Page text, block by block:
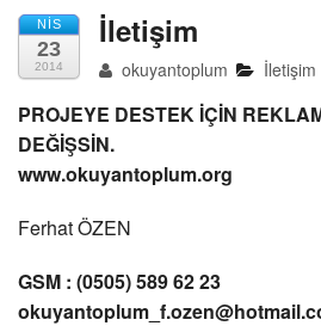
NIS
23
2014
İletişim
okuyantoplum İletişim
PROJEYE DESTEK İÇİN
DEĞİŞSİN.
www.okuyantoplum.org
Ferhat ÖZEN
GSM : (0505) 589 62 23